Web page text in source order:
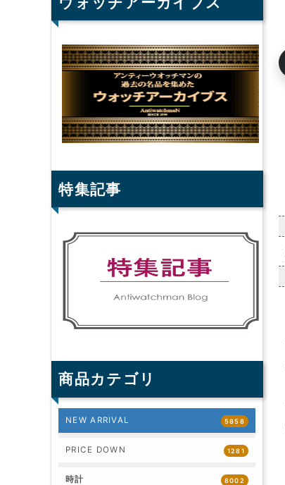
特集記事
商品カテゴリ
NEW ARRIVAL 5858
PRICE DOWN 1281
時計 8002